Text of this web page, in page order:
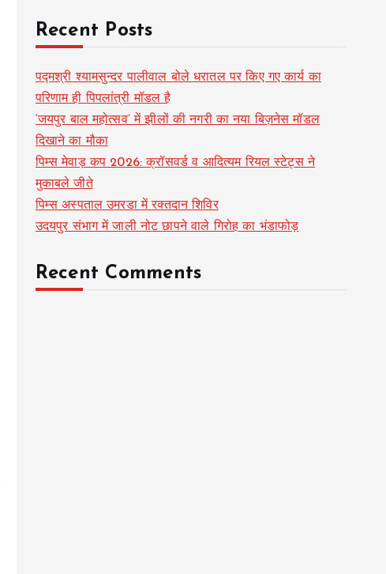
Recent Posts
पद्मश्री श्यामसुन्दर पालीवाल बोले धरातल पर किए गए कार्य का
परिणाम ही पिपलांत्री मॉडल है
‘जयपुर बाल महोत्सव’ में झीलों की नगरी का नया बिज़नेस मॉडल
दिखाने का मौका
पिम्स मेवाड़ कप 2026: क्रॉसवर्ड व आदित्यम रियल स्टेट्स ने
मुकाबले जीते
पिम्स अस्पताल उमरडा में रक्तदान शिविर
उदयपुर संभाग में जाली नोट छापने वाले गिरोह का भंडाफोड़
Recent Comments